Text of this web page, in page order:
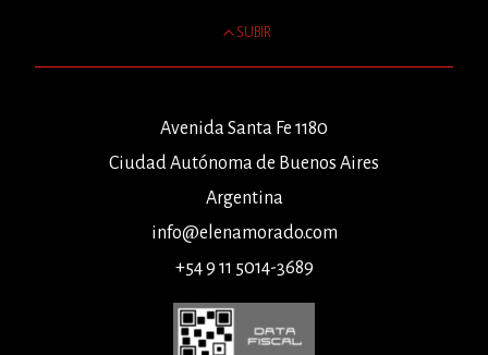
SUBIR
Avenida Santa Fe 1180
Ciudad Autónoma de Buenos Aires
Argentina
info@elenamorado.com
+54 9 11 5014-3689